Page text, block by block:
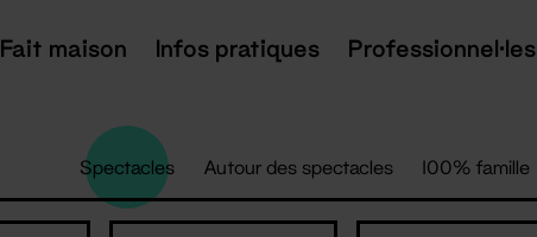
Fait maison Infos pratiques Professionnel·les
Spectacles Autour des spectacles 100% famille